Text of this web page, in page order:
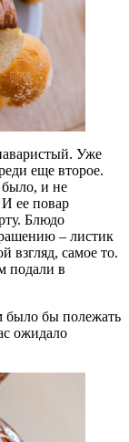
Уже
еще второе.
и не
И ее повар
Блюдо
– листик
взгляд, самое то.
подали в
было бы полежать
ожидало